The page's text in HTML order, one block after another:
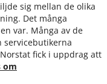
sig mellan de olika
Det många
var. Många av de
servicebutikerna
fick i uppdrag att
om